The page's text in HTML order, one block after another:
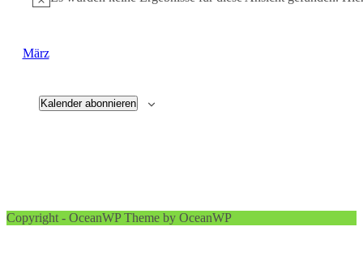
März
Kalender abonnieren
Copyright - OceanWP Theme by OceanWP